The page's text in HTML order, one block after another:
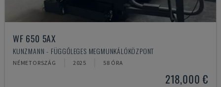
WF 650 5AX
KUNZMANN - FÜGGŐLEGES MEGMUNKÁLÓKÖZPONT
NÉMETORSZÁG 2025 58 ÓRA
218,000 €